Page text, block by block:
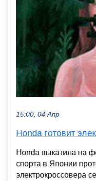
15:00, 04 Апр
Honda готовит
Honda выкатила на
спорта в Японии
электрокроссовера